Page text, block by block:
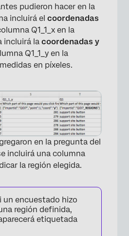
pudieron hacer en la
incluirá el coordenadas
Q1_1_x en la
incluirá la coordenadas y
Q1_1_y en la
en píxeles.
en la pregunta del
incluirá una columna
la región elegida.
un encuestado hizo
región definida,
etiquetada